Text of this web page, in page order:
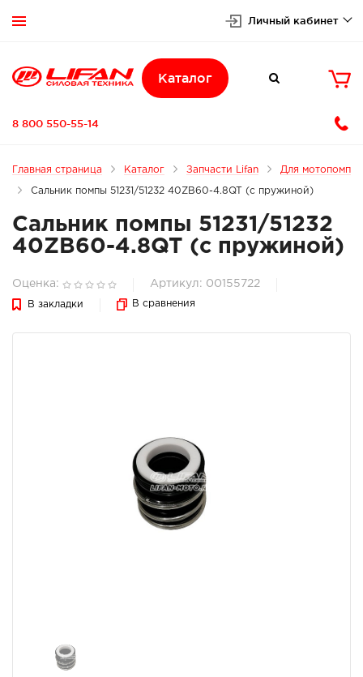
 Личный кабинет
Каталог  
8 800 550-55-14
Главная страница Каталог Запчасти Lifan Для мотопомп
Сальник помпы 51231/51232 40ZB60-4.8QT (с пружиной)
Сальник помпы 51231/51232
40ZB60-4.8QT (с пружиной)
Оценка: Артикул: 00155722
В закладки В сравнения